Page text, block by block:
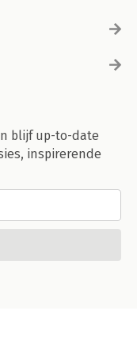
blijf up-to-date
inspirerende